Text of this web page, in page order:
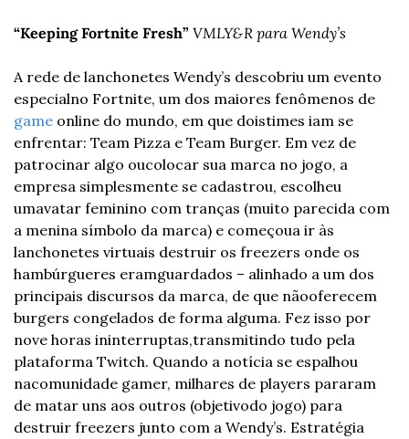
“Keeping Fortnite Fresh” VMLY&R para Wendy’s
A rede de lanchonetes Wendy’s descobriu um evento
especial
game online do mundo, em que doistimes iam se
enfrentar: Team Pizza e Team Burger. Em vez de
patrocinar algo oucolocar sua marca no jogo, a
empresa simplesmente se cadastrou, escolheu
umavatar feminino com tranças (muito parecida com
a menina símbolo da marca) e começoua ir às
lanchonetes virtuais destruir os freezers onde os
hambúrgueres eramguardados – alinhado a um dos
principais discursos da marca, de que nãooferecem
burgers congelados de forma alguma. Fez isso por
nove horas ininterruptas,transmitindo tudo pela
plataforma Twitch. Quando a notícia se espalhou
nacomunidade gamer, milhares de players pararam
de matar uns aos outros (objetivodo jogo) para
destruir freezers junto com a Wendy’s. Estratégia